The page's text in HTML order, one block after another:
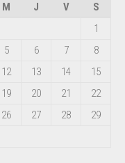
M J V
S
1
5 6 7
8
12 13 14
15
19 20 21
22
26 27 28
29